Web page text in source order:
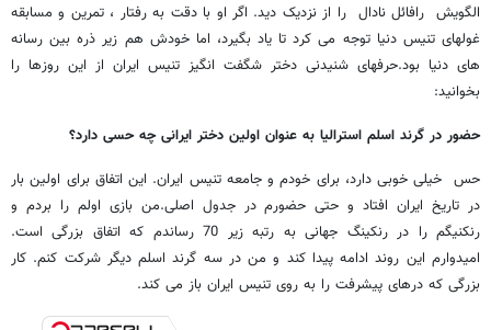
الگویش رافائل نادال را از نزدیک دید. اگر او با دقت به رفتار ، تمرین و مسابقه
غولهای تنیس دنیا توجه می کرد تا یاد بگیرد، اما خودش هم زیر ذره بین رسانه
های دنیا بود.حرفهای شنیدنی دختر شگفت انگیز تنیس ایران از این روزها را
بخوانید:
حضور در گرند اسلم استرالیا به عنوان اولین دختر ایرانی چه حسی دارد؟
حس خیلی خوبی دارد، برای خودم و جامعه تنیس ایران. این اتفاق برای اولین بار
در تاریخ ایران افتاد و حتی حضورم در جدول اصلی.من بازی اولم را بردم و
رنکنیگم را در رنکینگ جهانی به رتبه زیر 70 رساندم که اتفاق بزرگی است.
امیدوارم این روند ادامه پیدا کند و من در سه گرند اسلم دیگر شرکت کنم. کار
بزرگی که درهای پیشرفت را به روی تنیس ایران باز می کند.